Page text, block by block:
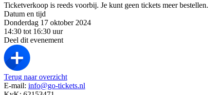
Ticketverkoop is reeds voorbij. Je kunt geen tickets meer bestellen.
Datum en tijd
Donderdag 17 oktober 2024
14:30 tot 16:30 uur
Deel dit evenement
Terug naar overzicht
E-mail: info@go-tickets.nl